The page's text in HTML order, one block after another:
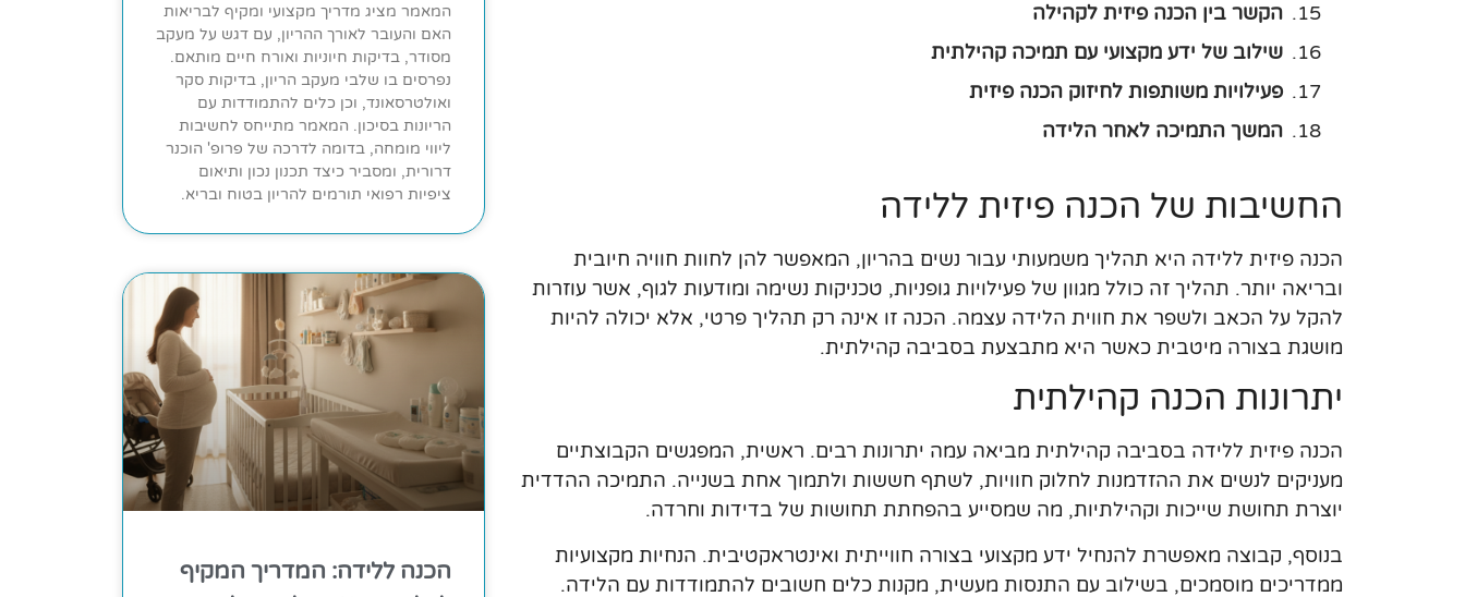
הקשר בין הכנה פיזית לקהילה
שילוב של ידע מקצועי עם תמיכה קהילתית
פעילויות משותפות לחיזוק הכנה פיזית
המשך התמיכה לאחר הלידה
החשיבות של הכנה פיזית ללידה
הכנה פיזית ללידה היא תהליך משמעותי עבור נשים בהריון, המאפשר להן לחוות חוויה חיובית
ובריאה יותר. תהליך זה כולל מגוון של פעילויות גופניות, טכניקות נשימה ומודעות לגוף, אשר עוזרות
להקל על הכאב ולשפר את חווית הלידה עצמה. הכנה זו אינה רק תהליך פרטי, אלא יכולה להיות
מושגת בצורה מיטבית כאשר היא מתבצעת בסביבה קהילתית.
יתרונות הכנה קהילתית
הכנה פיזית ללידה בסביבה קהילתית מביאה עמה יתרונות רבים. ראשית, המפגשים הקבוצתיים
מעניקים לנשים את ההזדמנות לחלוק חוויות, לשתף חששות ולתמוך אחת בשנייה. התמיכה ההדדית
יוצרת תחושת שייכות וקהילתיות, מה שמסייע בהפחתת תחושות של בדידות וחרדה.
בנוסף, קבוצה מאפשרת להנחיל ידע מקצועי בצורה חווייתית ואינטראקטיבית. הנחיות מקצועיות
ממדריכים מוסמכים, בשילוב עם התנסות מעשית, מקנות כלים חשובים להתמודדות עם הלידה.
המאמר מציג מדריך מקצועי ומקיף לבריאות
האם והעובר לאורך ההריון, עם דגש על מעקב
מסודר, בדיקות חיוניות ואורח חיים מותאם.
נפרסים בו שלבי מעקב הריון, בדיקות סקר
ואולטרסאונד, וכן כלים להתמודדות עם
הריונות בסיכון. המאמר מתייחס לחשיבות
ליווי מומחה, בדומה לדרכה של פרופ' הוכנר
דרורית, ומסביר כיצד תכנון נכון ותיאום
ציפיות רפואי תורמים להריון בטוח ובריא.
הכנה ללידה: המדריך המקיף